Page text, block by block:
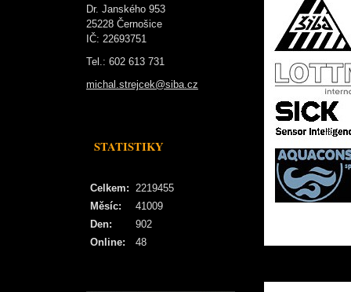
Dr. Janského 953
25228 Černošice
IČ: 22693751
Tel.: 602 613 731
michal.strejcek@siba.cz
STATISTIKY
Online: 48
Celkem: 2219455
Měsíc:
41009
Den:
902